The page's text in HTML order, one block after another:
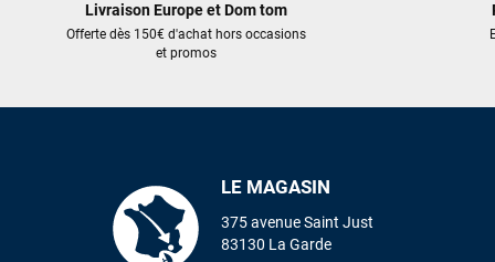
Livraison Europe et Dom tom
Offerte dès 150€ d'achat hors occasions
et promos
LE MAGASIN
375 avenue Saint Just
83130 La Garde